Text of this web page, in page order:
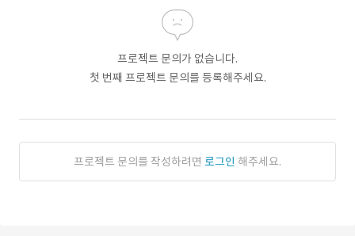
프로젝트 문의가 없습니다.
첫 번째 프로젝트 문의를 등록해주세요.
프로젝트 문의를 작성하려면 로그인 해주세요.